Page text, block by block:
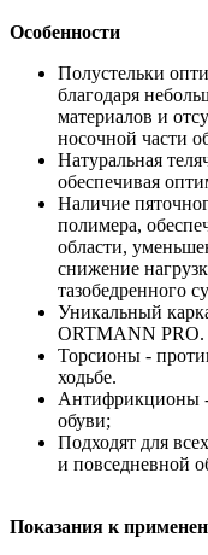
Особенности
Полустельки
благодаря
материалов и
носочной части
Натуральная
обеспечивая
Наличие
полимера,
области,
снижение
тазобедренного
Уникальный
ORTMANN PRO.
Торсионы -
ходьбе.
Антифрикционы -
обуви;
Подходят для
и повседневной
Показания к